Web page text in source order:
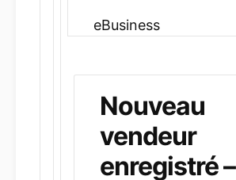
eBusiness
Nouveau
vendeur
enregistré –